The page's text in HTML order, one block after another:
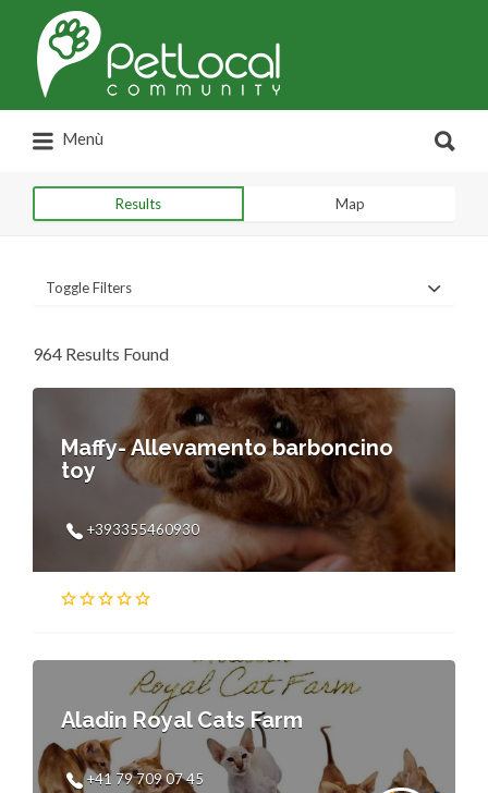
Search
for:
Menù
for:
Results Map
Toggle Filters
964 Results Found
Maffy- Allevamento barboncino
toy
+393355460930
Aladin Royal Cats Farm
+41 79 709 07 45